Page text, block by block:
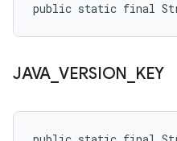
public static final String
JAVA VERSION KEY